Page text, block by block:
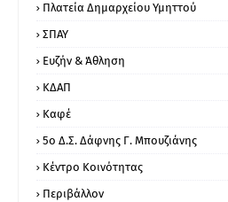
Πλατεία Δημαρχείου Υμηττού
ΣΠΑΥ
Ευζήν & Άθληση
ΚΔΑΠ
Καφέ
5ο Δ.Σ. Δάφνης Γ. Μπουζιάνης
Κέντρο Κοινότητας
Περιβάλλον